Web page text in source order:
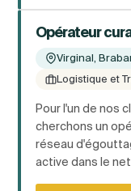
Opérateur
Virginal,
Logistique et
Pour l'un de nos
cherchons un
réseau
active dans le